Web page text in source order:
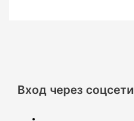
Вход через соцсети